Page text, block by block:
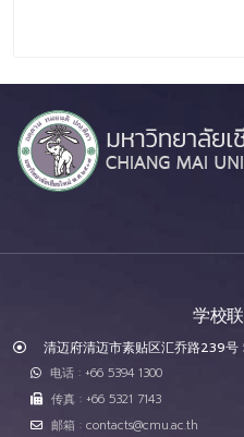
学校
清迈府清迈市素贴区汇乔路239
电话 : +66 5394 1300
传真 : +66 5321 7143
邮箱 : contacts@cmu.ac.th